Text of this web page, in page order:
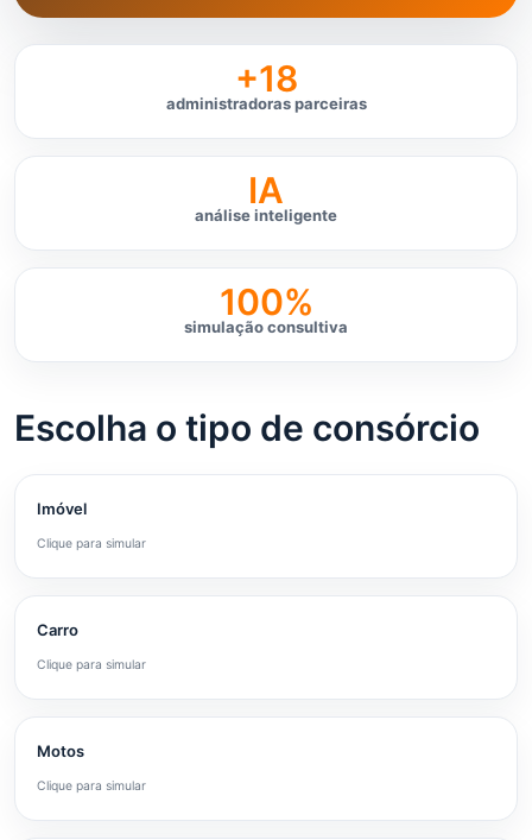
+18
administradoras parceiras
IA
análise inteligente
100%
simulação consultiva
Escolha o tipo de consórcio
Imóvel
Clique para simular
Carro
Clique para simular
Motos
Clique para simular